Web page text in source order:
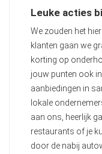
Leuke acties
We zouden het
klanten gaan we
korting op
jouw punten ook
aanbiedingen in
lokale
aan ons, heerlijk
restaurants of je
door de nabij